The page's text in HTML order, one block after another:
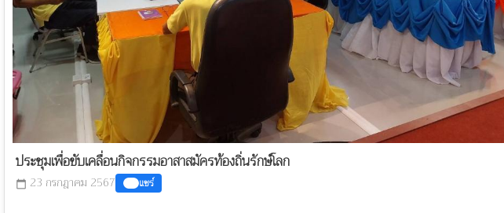
ประชุมเพื่อขับเคลื่อนกิจกรรมอาสาสมัครท้องถิ่นรักษ์โลก
calendar_today 23 กรกฎาคม 2567 แชร์